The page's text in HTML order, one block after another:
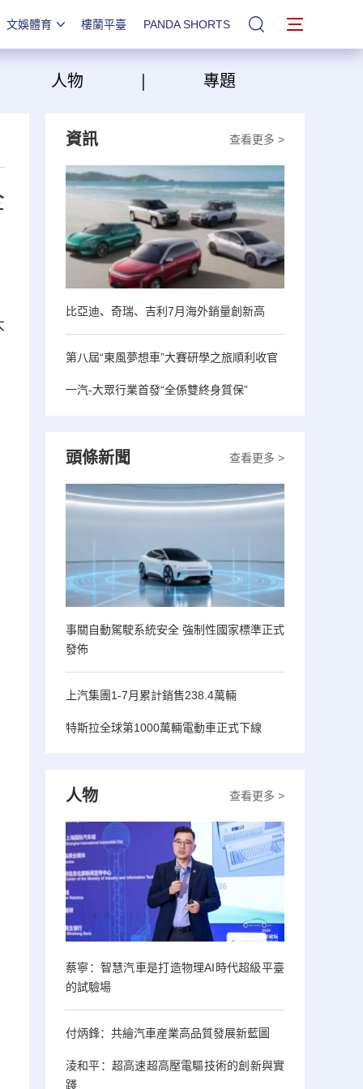
文娛體育 樓蘭平臺 PANDA SHORTS 站內搜索
人物 | 專題
查看更多 >
資訊
比亞迪、奇瑞、吉利7月海外銷量創新高
第八屆“東風夢想車”大賽研學之旅順利收官
一汽-大眾行業首發“全係雙終身質保”
查看更多 >
頭條新聞
事關自動駕駛系統安全 強制性國家標準正式
發佈
上汽集團1-7月累計銷售238.4萬輛
特斯拉全球第1000萬輛電動車正式下線
查看更多 >
人物
蔡寧：智慧汽車是打造物理AI時代超級平臺
的試驗場
付炳鋒：共繪汽車産業高品質發展新藍圖
淩和平：超高速超高壓電驅技術的創新與實
踐